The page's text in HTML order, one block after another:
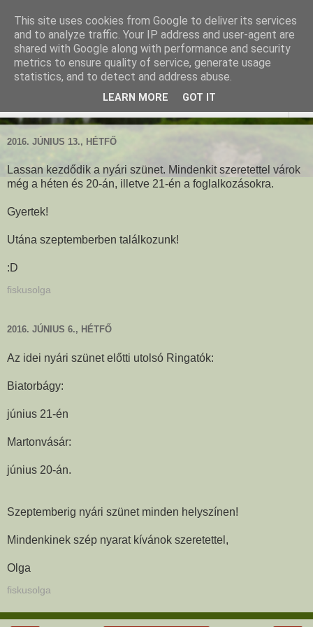
Ringató - Fiskus Olga
foglalkozásai
2016. JÚNIUS 13., HÉTFŐ
Lassan kezdődik a nyári szünet. Mindenkit szeretettel várok
még a héten és 20-án, illetve 21-én a foglalkozásokra.
Gyertek!
Utána szeptemberben találkozunk!
:D
fiskusolga
2016. JÚNIUS 6., HÉTFŐ
Az idei nyári szünet előtti utolsó Ringatók:
Biatorbágy:
június 21-én
Martonvásár:
június 20-án.
Szeptemberig nyári szünet minden helyszínen!
Mindenkinek szép nyarat kívánok szeretettel,
Olga
fiskusolga
This site uses cookies from Google to deliver its services
and to analyze traffic. Your IP address and user-agent are
shared with Google along with performance and security
metrics to ensure quality of service, generate usage
statistics, and to detect and address abuse.
LEARN MORE GOT IT